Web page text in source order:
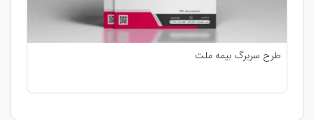
طرح سربرگ بیمه ملت